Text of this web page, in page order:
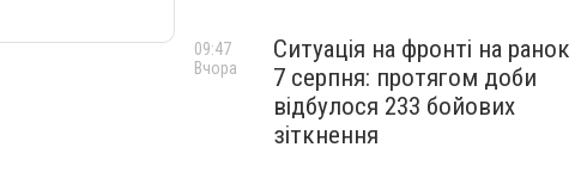
Ситуація на фронті на ранок
7 серпня: протягом доби
відбулося 233 бойових
зіткнення
09:47
Вчора